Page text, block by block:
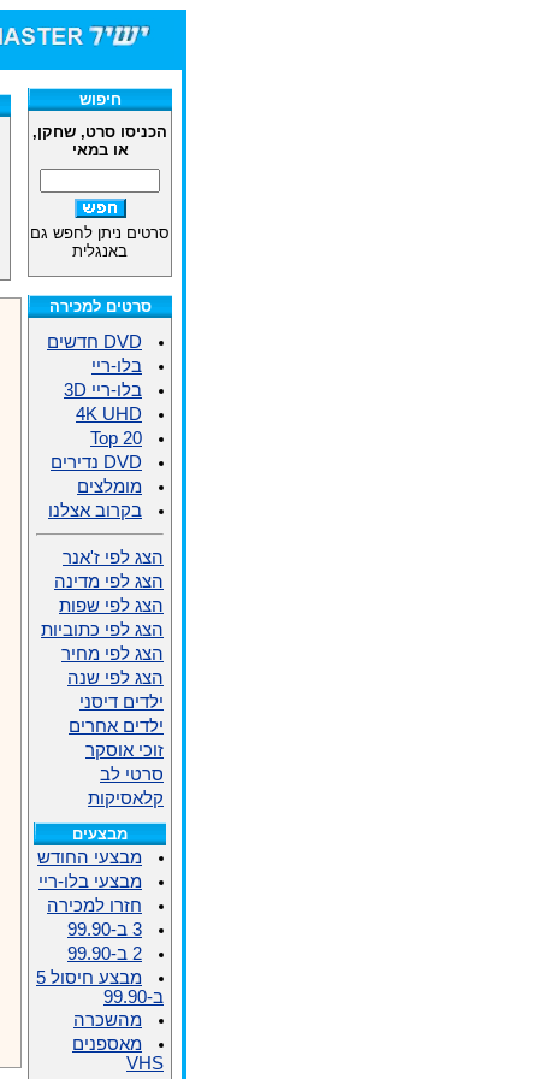
חיפוש
הכניסו סרט, שחקן,
או במאי
סרטים ניתן לחפש גם
באנגלית
סרטים למכירה
DVD חדשים
בלו-ריי
בלו-ריי 3D
4K UHD
Top 20
DVD נדירים
מומלצים
בקרוב אצלנו
הצג לפי ז'אנר
הצג לפי מדינה
הצג לפי שפות
הצג לפי כתוביות
הצג לפי מחיר
הצג לפי שנה
ילדים דיסני
ילדים אחרים
זוכי אוסקר
סרטי לב
קלאסיקות
מבצעים
מבצעי החודש
מבצעי בלו-ריי
חזרו למכירה
3 ב-99.90
2 ב-99.90
מבצע חיסול 5
ב-99.90
מהשכרה
מאספנים
VHS